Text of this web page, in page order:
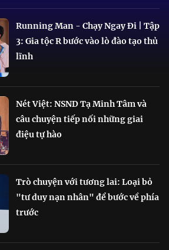
Running Man - Chạy Ngay Đi | Tập
3: Gia tộc R bước vào lò đào tạo thủ
lĩnh
Nét Việt: NSND Tạ Minh Tâm và
câu chuyện tiếp nối những giai
điệu tự hào
Trò chuyện với tương lai: Loại bỏ
"tư duy nạn nhân" để bước về phía
trước